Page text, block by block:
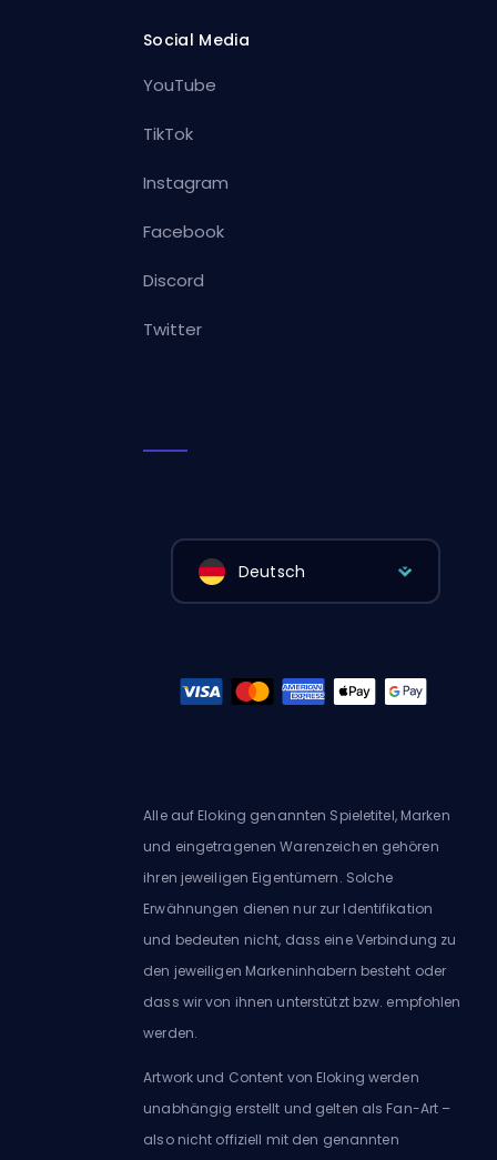
Social Media
YouTube
TikTok
Instagram
Facebook
Discord
Twitter
Deutsch
Alle auf Eloking genannten Spieletitel, Marken
und eingetragenen Warenzeichen gehören
ihren jeweiligen Eigentümern. Solche
Erwähnungen dienen nur zur Identifikation
und bedeuten nicht, dass eine Verbindung zu
den jeweiligen Markeninhabern besteht oder
dass wir von ihnen unterstützt bzw. empfohlen
werden.
Artwork und Content von Eloking werden
unabhängig erstellt und gelten als Fan-Art –
also nicht offiziell mit den genannten